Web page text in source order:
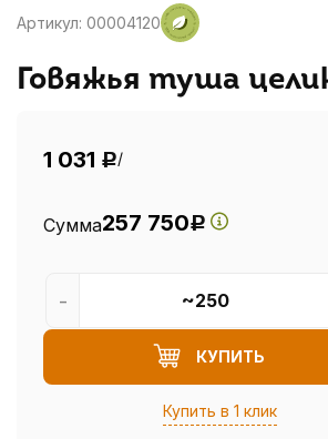
Артикул: 00004120
Говяжья туша
1 031 Р/
Сумма257 750Р
КУПИТЬ
Купить в 1 клик
-